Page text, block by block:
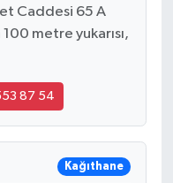
Caddesi 65 A
100 metre yukarısı,
87 54
Kağıthane